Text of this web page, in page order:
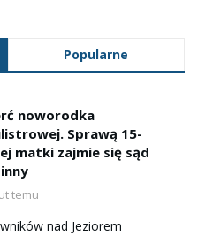
Popularne
noworodka
Sprawą 15-
matki zajmie się sąd
temu
nad Jeziorem